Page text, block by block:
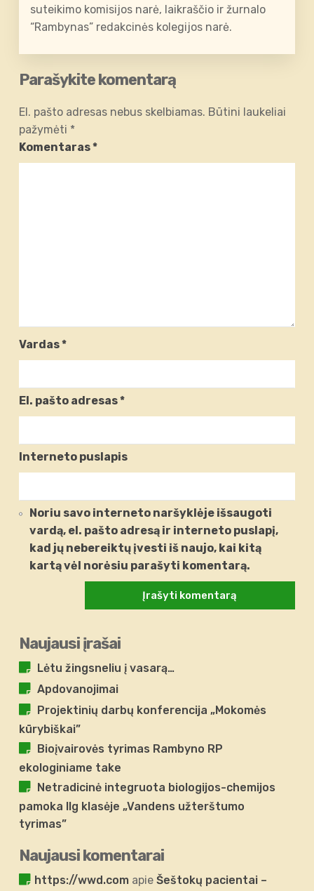
suteikimo komisijos narė, laikraščio ir žurnalo
“Rambynas” redakcinės kolegijos narė.
Parašykite komentarą
El. pašto adresas nebus skelbiamas. Būtini laukeliai
pažymėti *
Komentaras*
Vardas*
El. pašto adresas*
Interneto puslapis
Noriu savo interneto naršyklėje išsaugoti
vardą, el. pašto adresą ir interneto puslapį,
kad jų nebereiktų įvesti iš naujo, kai kitą
kartą vėl norėsiu parašyti komentarą.
Naujausi įrašai
Lėtu žingsneliu į vasarą…
Apdovanojimai
Projektinių darbų konferencija „Mokomės
kūrybiškai”
Bioįvairovės tyrimas Rambyno RP
ekologiniame take
Netradicinė integruota biologijos-chemijos
pamoka IIg klasėje „Vandens užterštumo
tyrimas”
Naujausi komentarai
https://wwd.com apieŠeštokų pacientai –